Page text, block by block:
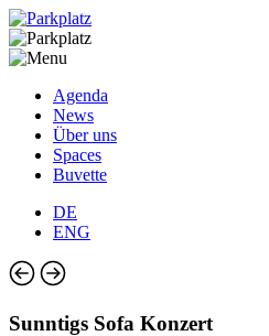
Agenda
News
Über uns
Spaces
Buvette
DE
ENG
Sunntigs Sofa Konzert